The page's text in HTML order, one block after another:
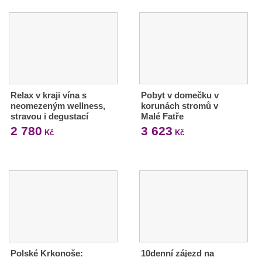
Relax v kraji vína s
neomezeným wellness,
stravou i degustací
2 780 Kč
Pobyt v domečku v
korunách stromů v
Malé Fatře
3 623 Kč
Polské Krkonoše: 10denní zájezd na